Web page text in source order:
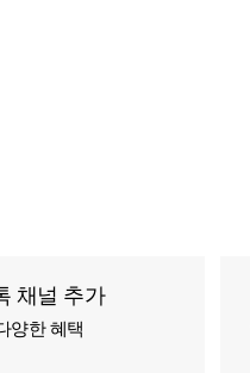
채널 추가
양한 혜택